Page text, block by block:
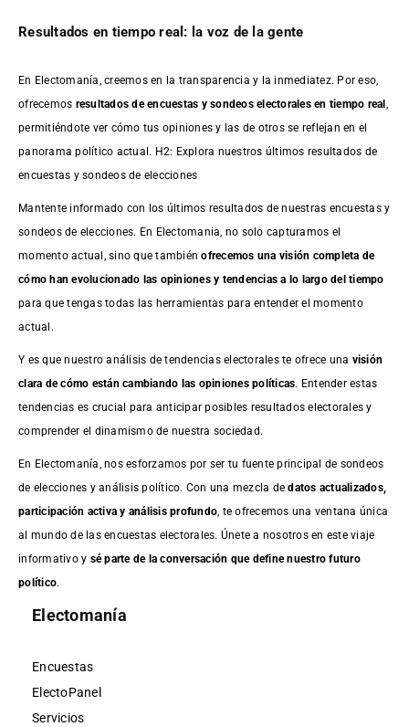
Resultados en tiempo real: la voz de la gente
En Electomanía, creemos en la transparencia y la inmediatez. Por eso,
ofrecemos resultados deencuestas y sondeos electorales en tiempo real
permitiéndote ver cómo tus opiniones y las de otros se reflejan en el
panorama político actual. H2: Explora nuestros últimos resultados de
encuestas y sondeos de elecciones
Mantente informado con los últimos resultados de nuestras encuestasy
sondeos de elecciones. En Electomania, no solo capturamos el
momento actual, sino que tambiénofrecemos una visión completa de
cómo han evolucionado las opiniones y tendencias a lo largo del tiempo
para que tengas todas las herramientas para entender el momento
actual.
Y es que nuestro análisis de tendencias electorales te ofrece una visión
clara de cómo están cambiando las opiniones políticas. Entender estas
tendencias es crucial para anticipar posibles resultados electorales y
comprender el dinamismo de nuestra sociedad.
En Electomanía, nos esforzamos por ser tu fuente principal de sondeos
de elecciones y análisis político. Con una mezcla dedatos actualizados,
participación activa y análisis profundo , te ofrecemos una ventana única
al mundo de las encuestas electorales. Únete a nosotros en este viaje
informativo y sé parte de la conversación que define nuestro futuro
político.
Electomanía
Encuestas
ElectoPanel
Servicios